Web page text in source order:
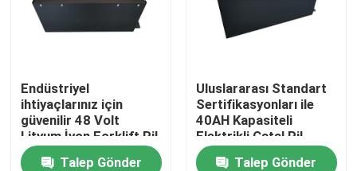
Hakkımızda
Kalite kontrol
Bir teklif isteği
Endüstriyel
ihtiyaçlarınız için
güvenilir 48 Volt
Lityum İyon Forklift Pil
Talep Gönder
Uluslararası Standart
Sertifikasyonları ile
40AH Kapasiteli
Elektrikli Çatal Pil
Talep Gönder